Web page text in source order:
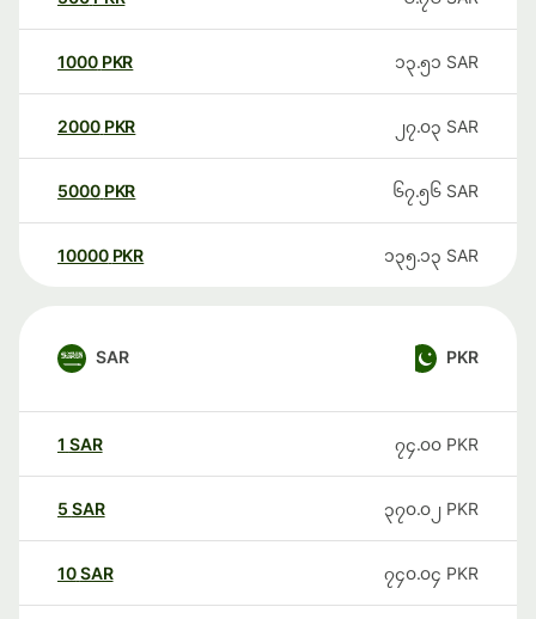
1000 PKR ၁၃.၅၁ SAR
2000 PKR ၂၇.၀၃ SAR
5000 PKR ၆၇.၅၆ SAR
10000 PKR ၁၃၅.၁၃ SAR
SAR PKR
1 SAR ၇၄.၀၀ PKR
5 SAR ၃၇၀.၀၂ PKR
10SAR ၇၄၀.၀၄ PKR